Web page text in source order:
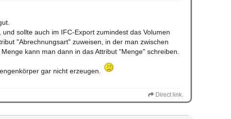
sollte auch im IFC-Export zumindest das Volumen
"Abrechnungsart" zuweisen, in der man zwischen
kann man dann in das Attribut "Menge" schreiben.
gar nicht erzeugen.
Direct link.